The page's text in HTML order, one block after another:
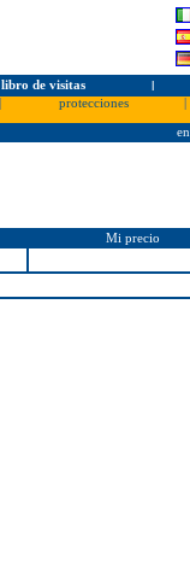
libro de visitas l
protecciones
Mi precio